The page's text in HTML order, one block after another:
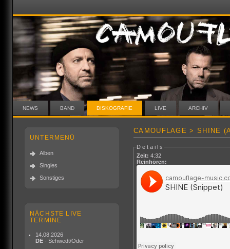
NEWS BAND DISKOGRAFIE LIVE ARCHIV
UNTERMENÜ
Alben
Singles
Sonstiges
NÄCHSTE LIVE
TERMINE
14.08.2026
DE - Schwedt/Oder
CAMOUFLAGE > SHINE
Details
Zeit: 4:32
Reinhören: